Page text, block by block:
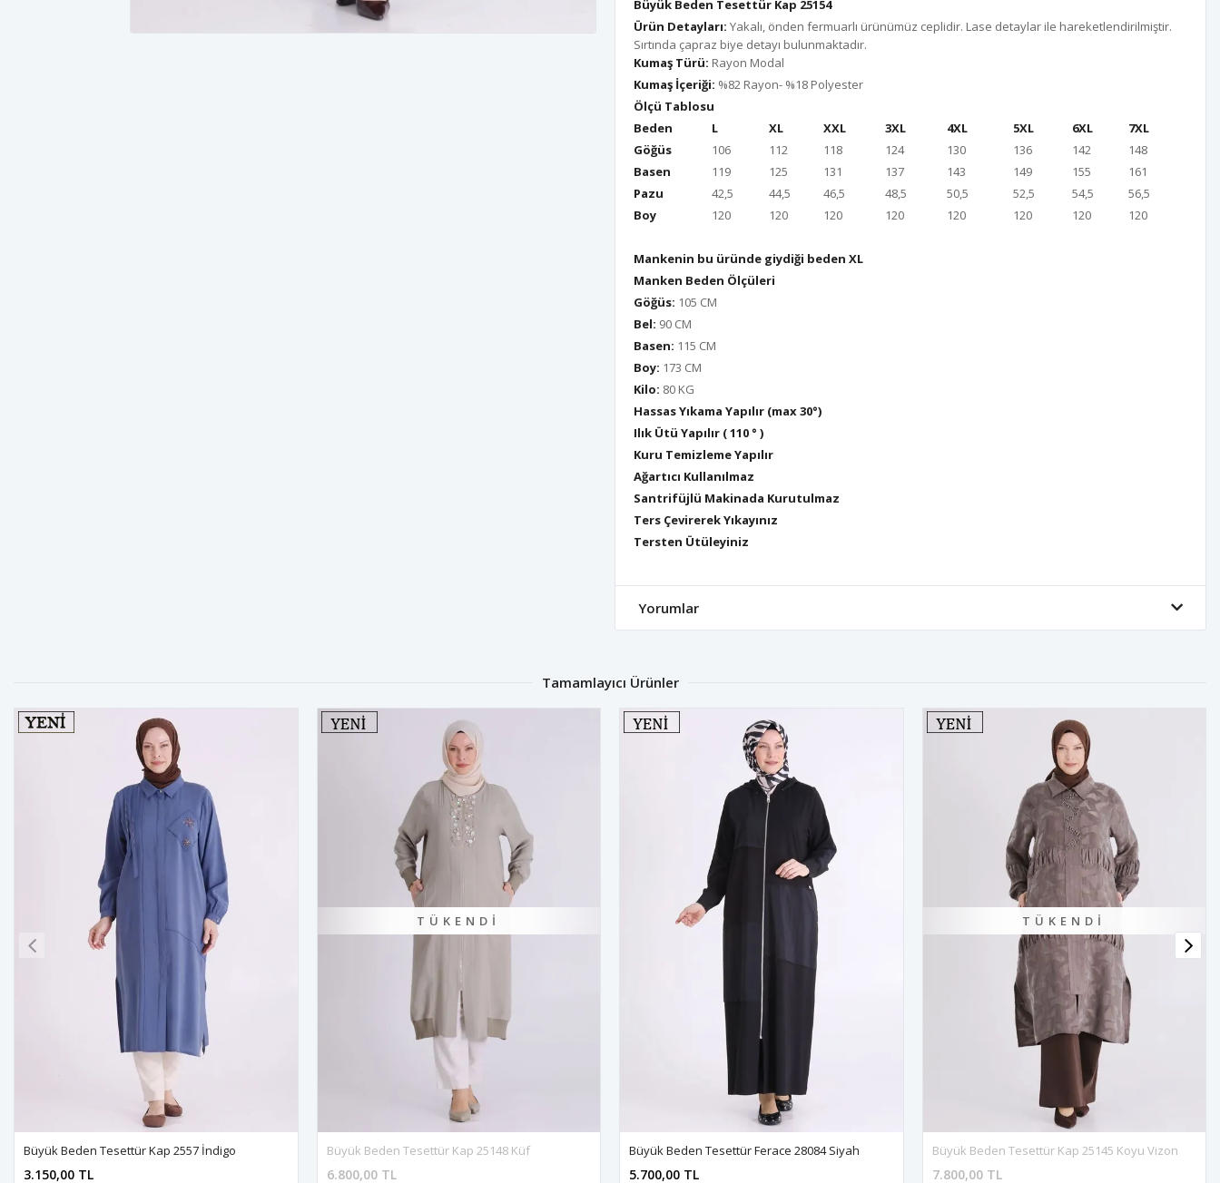
Büyük Beden Tesettür Kap 25154
Ürün Detayları: Yakalı, önden fermuarlı ürünümüz ceplidir. Lase detaylar ile hareketlendirilmiştir.
Sırtında çapraz biye detayı bulunmaktadır.
Kumaş Türü: Rayon Modal
Kumaş İçeriği: %82 Rayon- %18 Polyester
Ölçü Tablosu
Beden
L XL XXL 3XL 4XL 5XL 6XL
7XL
Göğüs
106 112 118 124 130 136 142
148
Basen
119 125 131 137 143 149 155
161
Pazu
42,5 44,5 46,5 48,5 50,5 52,5 54,5
56,5
Boy
120 120 120 120 120 120 120 120
Mankenin bu üründe giydiği beden XL
Manken Beden Ölçüleri
Göğüs: 105 CM
Bel: 90 CM
Basen: 115 CM
Boy: 173 CM
Kilo: 80 KG
Hassas Yıkama Yapılır (max 30°)
Ilık Ütü Yapılır ( 110 ° )
Kuru Temizleme Yapılır
Ağartıcı Kullanılmaz
Santrifüjlü Makinada Kurutulmaz
Ters Çevirerek Yıkayınız
Tersten Ütüleyiniz
Yorumlar
Tamamlayıcı Ürünler
Büyük Beden Tesettür Kap 2557 İndigo
3.150,00 TL
TÜKENDI
Büyük Beden Tesettür Kap 25148 Küf
6.800,00 TL
Büyük Beden Tesettür Ferace 28084 Siyah
5.700,00 TL
TÜKENDI
Büyük Beden Tesettür Kap 25145 Koyu Vizon
7.800,00 TL